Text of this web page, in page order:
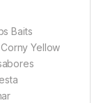
Baits
Yellow